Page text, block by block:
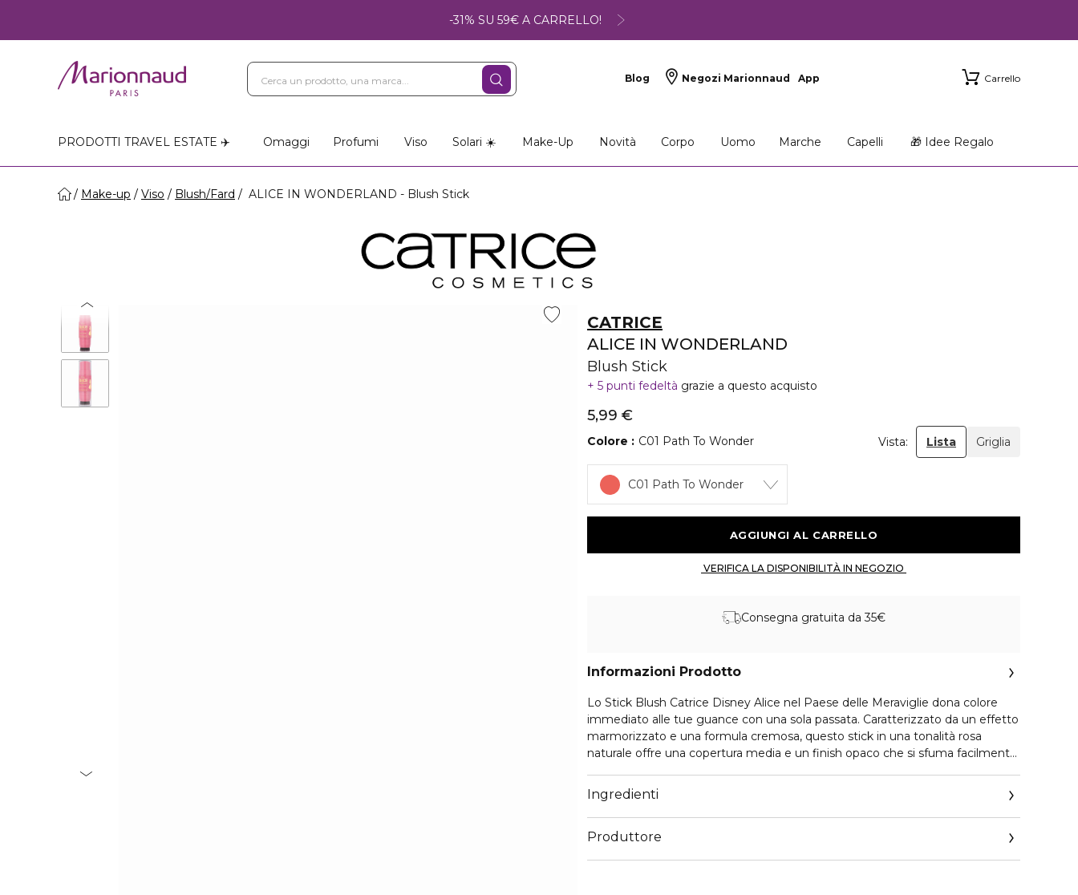
-31% SU 59€ A CARRELLO!
Blog Negozi Marionnaud App Carrello
PRODOTTI TRAVEL ESTATE ✈️ Omaggi Profumi Viso Solari ☀️ Make-Up Novità Corpo Uomo Marche Capelli 🎁 Idee Regalo
Make-up Viso Blush/Fard ALICE IN WONDERLAND - Blush Stick
CATRICE
ALICE IN WONDERLAND
Blush Stick
5 punti fedeltà grazie a questo acquisto
5,99 €
Colore C01 Path To Wonder Vista: Lista Griglia
C01 Path To Wonder
Consegna gratuita da 35€
Informazioni Prodotto
Lo Stick Blush Catrice Disney Alice nel Paese delle Meraviglie dona colore
immediato alle tue guance con una sola passata. Caratterizzato da un effetto
marmorizzato e una formula cremosa, questo stick in una tonalità rosa
naturale offre una copertura media e un finish opaco che si sfuma facilmente
della texture facilmente modulabile semplice e uniforme – perfetto per
ritocchi in movimento o per creare look make-up rapidi e senza sforzo.
Ingredienti
Produttore